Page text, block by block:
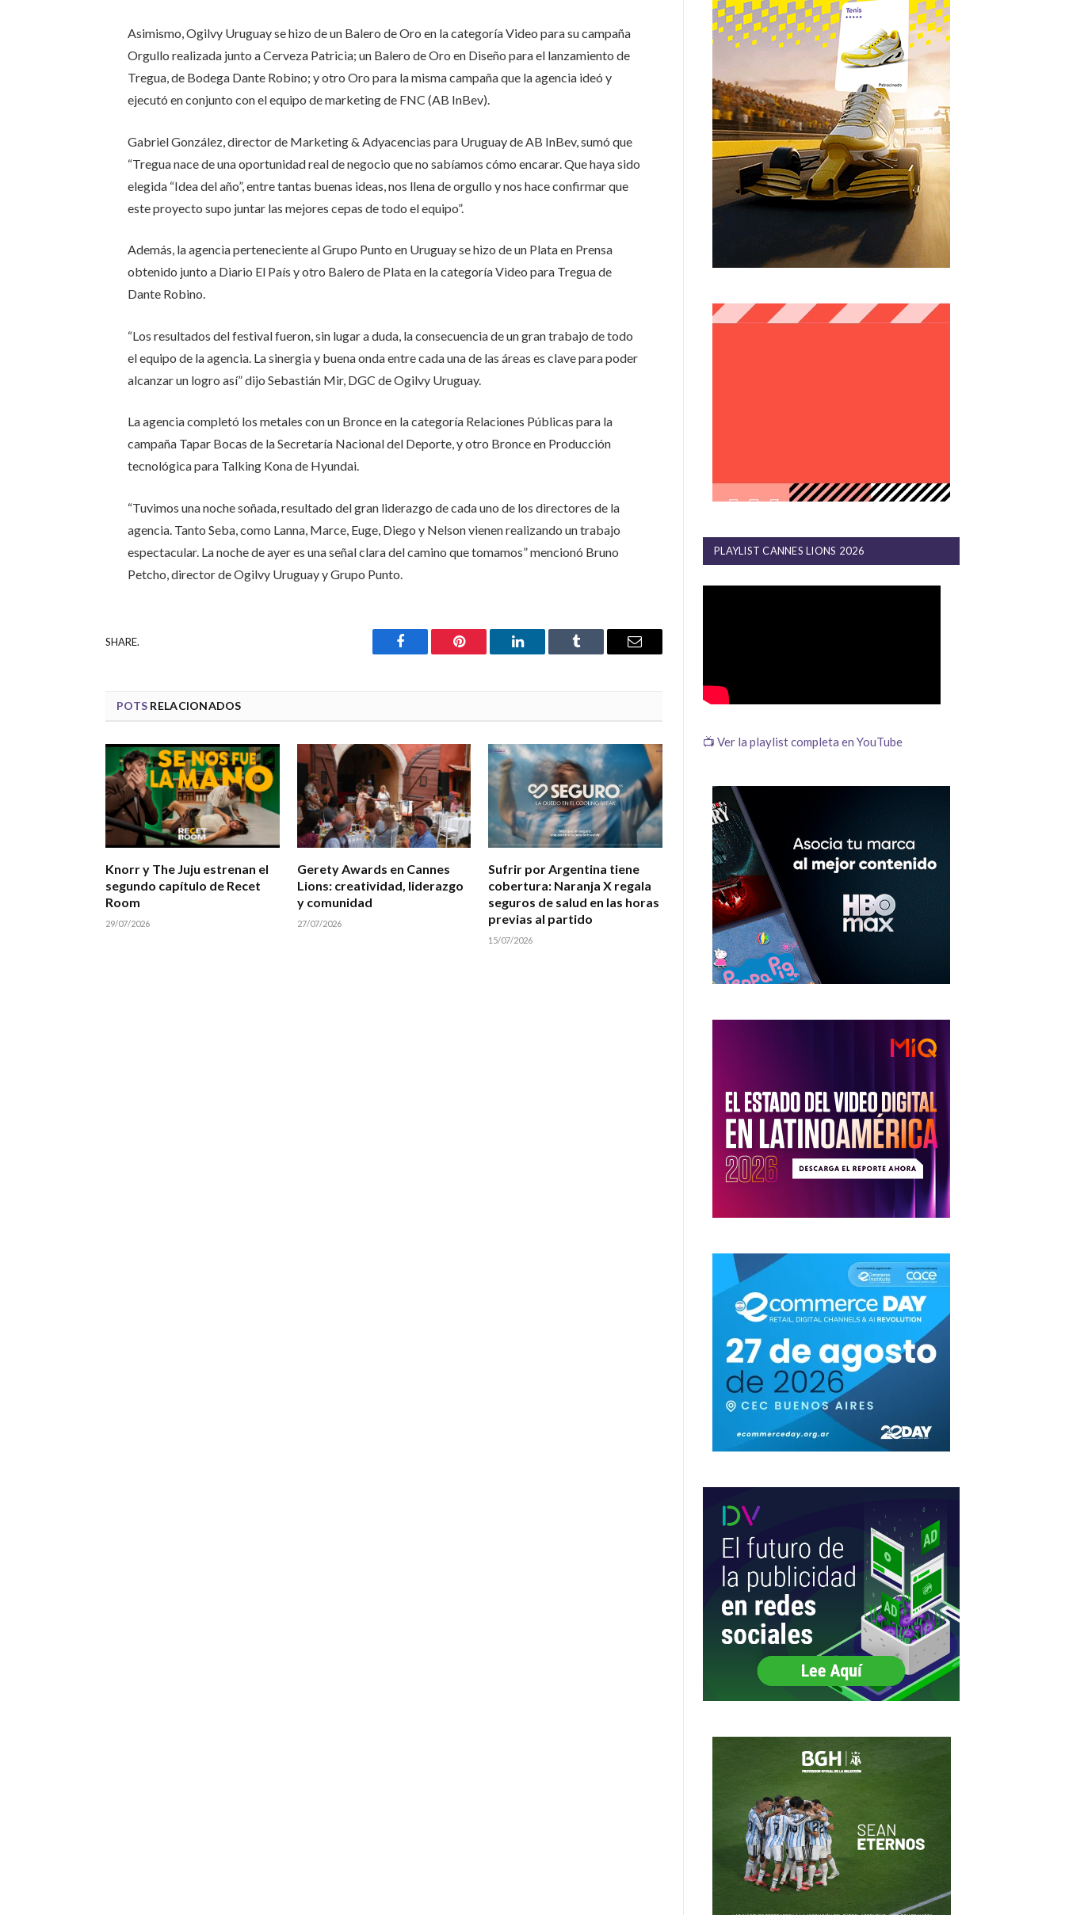
Asimismo, Ogilvy Uruguay se hizo de un Balero de Oro en la categoría Video para su campaña
Orgullo realizada junto a Cerveza Patricia; un Balero de Oro en Diseño para el lanzamiento de
Tregua, de Bodega Dante Robino; y otro Oro para la misma campaña que la agencia ideó y
ejecutó en conjunto con el equipo de marketing de FNC (AB InBev).
Gabriel González, director de Marketing & Adyacencias para Uruguay de AB InBev, sumó que
“Tregua nace de una oportunidad real de negocio que no sabíamos cómo encarar. Que haya sido
elegida “Idea del año”, entre tantas buenas ideas, nos llena de orgullo y nos hace confirmar que
este proyecto supo juntar las mejores cepas de todo el equipo”.
Además, la agencia perteneciente al Grupo Punto en Uruguay se hizo de un Plata en Prensa
obtenido junto a Diario El País y otro Balero de Plata en la categoría Video para Tregua de
Dante Robino.
“Los resultados del festival fueron, sin lugar a duda, la consecuencia de un gran trabajo de todo
el equipo de la agencia. La sinergia y buena onda entre cada una de las áreas es clave para poder
alcanzar un logro así” dijo Sebastián Mir, DGC de Ogilvy Uruguay.
La agencia completó los metales con un Bronce en la categoría Relaciones Públicas para la
campaña Tapar Bocas de la Secretaría Nacional del Deporte, y otro Bronce en Producción
tecnológica para Talking Kona de Hyundai.
“Tuvimos una noche soñada, resultado del gran liderazgo de cada uno de los directores de la
agencia. Tanto Seba, como Lanna, Marce, Euge, Diego y Nelson vienen realizando un trabajo
espectacular. La noche de ayer es una señal clara del camino que tomamos” mencionó Bruno
Petcho, director de Ogilvy Uruguay y Grupo Punto.
SHARE.
Facebook Pinterest LinkedIn Tumblr Email
POTS RELACIONADOS
Knorr y The Juju estrenan el
segundo capítulo de Recet
Room
29/07/2026
Gerety Awards en Cannes
Lions: creatividad, liderazgo
y comunidad
27/07/2026
Sufrir por Argentina tiene
cobertura: Naranja X regala
seguros de salud en las horas
previas al partido
15/07/2026
PLAYLIST CANNES LIONS 2026
📺 Ver la playlist completa en YouTube